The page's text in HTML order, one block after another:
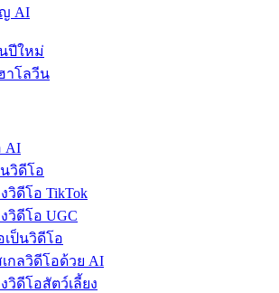
ญ AI
ปีใหม่
าโลวีน
AI
วิดีโอ
วิดีโอ TikTok
วิดีโอ UGC
ป็นวิดีโอ
กลวิดีโอด้วย AI
วิดีโอสัตว์เลี้ยง